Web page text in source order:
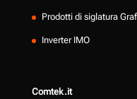
Prodotti di siglatura
Inverter IMO
Comtek.it